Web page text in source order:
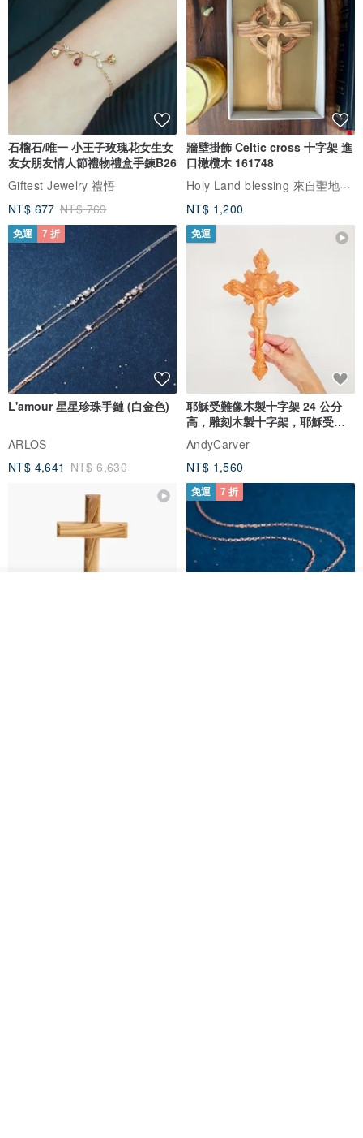
石榴石/唯一 小王子玫瑰花女生女
友女朋友情人節禮物禮盒手鍊B26
Giftest Jewelry 禮悟
NT$ 677 NT$ 769
牆壁掛飾 Celtic cross 十字架 進
口橄欖木 161748
Holy Land blessing 來自聖地的祝福
NT$ 1,200
免運 7 折
L'amour 星星珍珠手鏈 (白金色)
ARLOS
NT$ 4,641 NT$ 6,630
免運
耶穌受難像木製十字架 24 公分
高，雕刻木製十字架，耶穌受難
像天主教十字架
AndyCarver
NT$ 1,560
免運 7 折